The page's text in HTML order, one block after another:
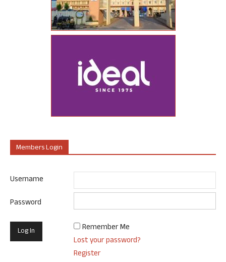
Members Login
Username
Password
Remember Me
Lost your password?
Register